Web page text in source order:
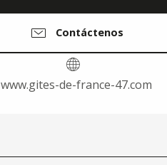
Contáctenos
www.gites-de-france-47.com